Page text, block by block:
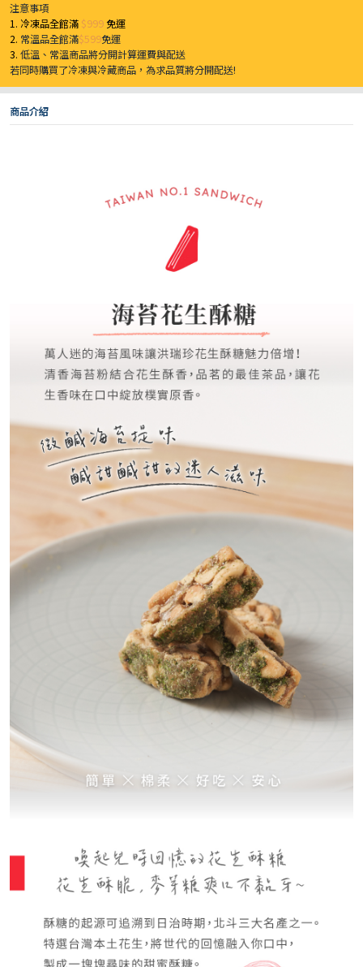
注意事項
1. 冷凍品全館滿 $999免運
2. 常溫品全館滿$599免運
3.低溫、常溫商品將分開計算運費與配送
若同時購買了冷凍與冷藏商品，為求品質將分開配送!
商品介紹